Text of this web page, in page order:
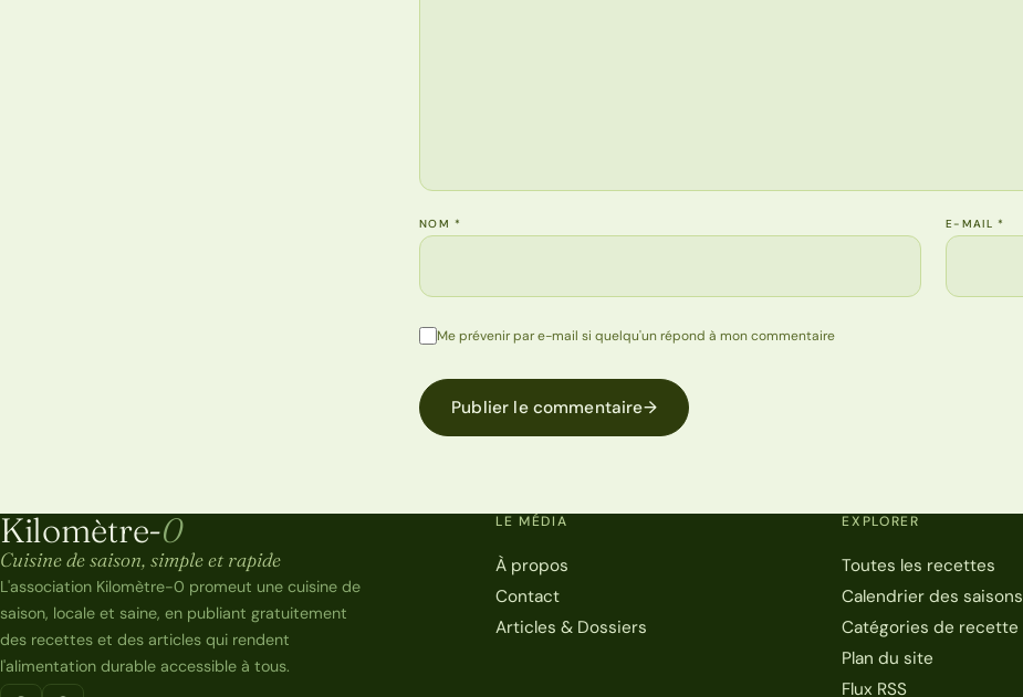
NOM* E-MAIL*
Me prévenir par e-mail si quelqu'un répond à mon commentaire
Publier le commentaire→
Kilomètre-0
Kilomètre-0
Cuisine de saison, simple et rapide
L'association Kilomètre-0 promeut une cuisine de
saison, locale et saine, en publiant gratuitement
des recettes et des articles qui rendent
l'alimentation durable accessible à tous.
LE MÉDIA
À propos
Contact
Articles & Dossiers
EXPLORER
Toutes les recettes
Calendrier des saisons
Catégories de recette
Plan du site
Flux RSS